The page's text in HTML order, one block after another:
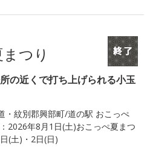
つり
の近くで打ち上げられる小玉
・紋別郡興部町/道の駅 おこっぺ
2026年8月1日(土)おこっぺ夏まつ
(土)・2日(日)